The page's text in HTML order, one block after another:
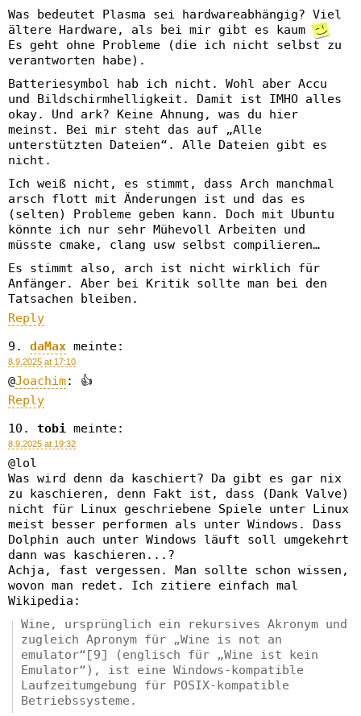
Was bedeutet Plasma sei hardwareabhängig? Viel
ältere Hardware, als bei mir gibt es kaum
Es geht ohne Probleme (die ich nicht selbst zu
verantworten habe).
Batteriesymbol hab ich nicht. Wohl aber Accu
und Bildschirmhelligkeit. Damit ist IMHO alles
okay. Und ark? Keine Ahnung, was du hier
meinst. Bei mir steht das auf „Alle
unterstützten Dateien“. Alle Dateien gibt es
nicht.
Ich weiß nicht, es stimmt, dass Arch manchmal
arsch flott mit Änderungen ist und das es
(selten) Probleme geben kann. Doch mit Ubuntu
könnte ich nur sehr Mühevoll Arbeiten und
müsste cmake, clang usw selbst compilieren…
Es stimmt also, arch ist nicht wirklich für
Anfänger. Aber bei Kritik sollte man bei den
Tatsachen bleiben.
Reply
daMax meinte:
8.9.2025 at 17:10
@Joachim: 👍
Reply
tobi meinte:
8.9.2025 at 19:32
@lol
Was wird denn da kaschiert? Da gibt es gar nix
zu kaschieren, denn Fakt ist, dass (Dank Valve)
nicht für Linux geschriebene Spiele unter Linux
meist besser performen als unter Windows. Dass
Dolphin auch unter Windows läuft soll umgekehrt
dann was kaschieren...?
Achja, fast vergessen. Man sollte schon wissen,
wovon man redet. Ich zitiere einfach mal
Wikipedia:
Wine, ursprünglich ein rekursives Akronym und
zugleich Apronym für „Wine is not an
emulator“[9] (englisch für „Wine ist kein
Emulator“), ist eine Windows-kompatible
Laufzeitumgebung für POSIX-kompatible
Betriebssysteme.